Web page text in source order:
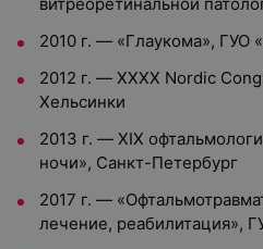
2010 г. — «Глаукома», ГУО
2012 г. — XXXX Nordic
Хельсинки
2013 г. — XIX
ночи», Санкт-Петербург
2017 г. —
лечение, реабилитация»,